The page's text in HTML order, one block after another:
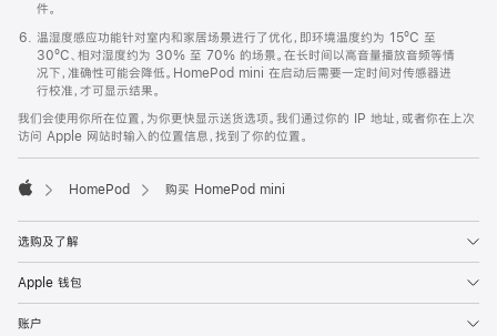
件。
温湿度感应功能针对室内和家居场景进行了优化，即环境温度约为 15ºC 至
30ºC、相对湿度约为 30% 至 70% 的场景。在长时间以高音量播放音频等情
况下，准确性可能会降低。HomePod mini 在启动后需要一定时间对传感器进
行校准，才可显示结果。
我们会使用你所在位置，为你更快显示送货选项。我们通过你的 IP 地址，或者你在上次
访问 Apple 网站时输入的位置信息，找到了你的位置。
HomePod 购买 HomePod mini
选购及了解
Apple 钱包
账户